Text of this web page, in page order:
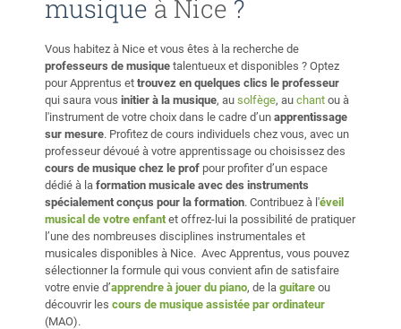
et qu'il y a suffisamment de temps pour résoudre vos
problèmes de piano et de musique. < Enregistrement >
J'encourage fortement mes élèves à enregistrer leur
progression. Cela peut fournir une norme objective pour la
comparaison et vous aider à analyser votre jeu
précisément. Au cours de mes neuf ans d'expérience en
enseignement de la musique, j'ai constaté que de
nombreux élèves, y compris les avancés, jouent déjà
certaines sections très bien, tandis que d'autres sections
ne sont pas assez bonnes. Mais ils continuent d'essayer
d'améliorer ces sections fines, sans être conscients de ces
sections faibles. Sans une référence objective, il est
difficile de distribuer notre effort avec précision. Cela peut
conduire à des performances instables et à une pratique
sans but précis qui peut facilement réduire
l'enthousiasme. Enregistrer vos résultats et les comparer
musique à Nice ?
Vous habitez à Nice et vous êtes à la recherche de
professeurs de musique talentueux et disponibles ? Optez
pour Apprentus et trouvez en quelques clics le professeur
qui saura vous initier à la musique, au solfège, au chant ou à
l'instrument de votre choix dans le cadre d’un apprentissage
sur mesure. Profitez de cours individuels chez vous, avec un
professeur dévoué à votre apprentissage ou choisissez des
cours de musique chez le prof pour profiter d’un espace
dédié à la formation musicale avec des instruments
spécialement conçus pour la formation. Contribuez à l'éveil
musical de votre enfant et offrez-lui la possibilité de pratiquer
l’une des nombreuses disciplines instrumentales et
musicales disponibles à Nice. Avec Apprentus, vous pouvez
sélectionner la formule qui vous convient afin de satisfaire
votre envie d’apprendre à jouer du piano, de la guitare ou
découvrir les cours de musique assistée par ordinateur
(MAO).